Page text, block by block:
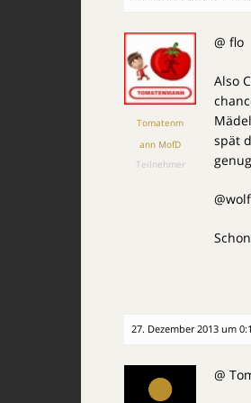
Tomatenm
ann MofD
Teilnehmer
@ flo
Also
spät
27. Dezember 2013 um
@